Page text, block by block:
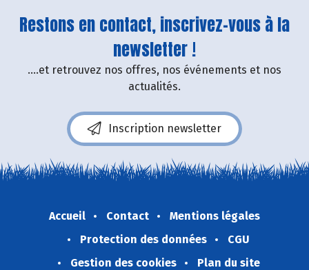
Restons en contact, inscrivez-vous à la
newsletter !
....et retrouvez nos offres, nos événements et nos
actualités.
Inscription newsletter
Accueil Contact
Mentions légales
Protection des données
CGU
Gestion des cookies
Plan du site